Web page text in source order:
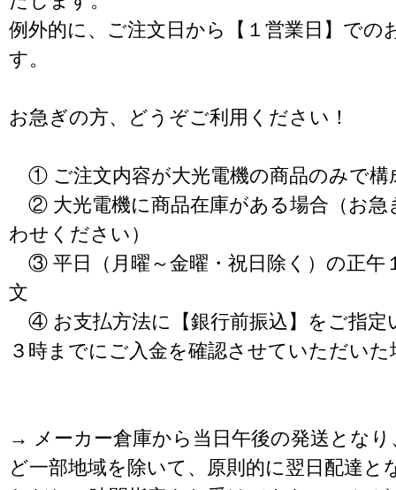
例外的に、ご注文日から【１営業日】での
す。
お急ぎの方、どうぞご利用ください！
① ご注文内容が大光電機の商品のみで構
② 大光電機に商品在庫がある場合（お急
わせください）
③ 平日（月曜～金曜・祝日除く）の正午
文
④ お支払方法に【銀行前振込】をご指定
３時までにご入金を確認させていただいた
→ メーカー倉庫から当日午後の発送となり
ど一部地域を除いて、原則的に翌日配達と